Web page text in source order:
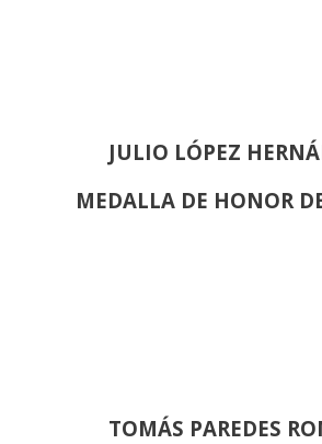
JULIO LÓPEZ
MEDALLA DE HONOR
TOMÁS PAREDES